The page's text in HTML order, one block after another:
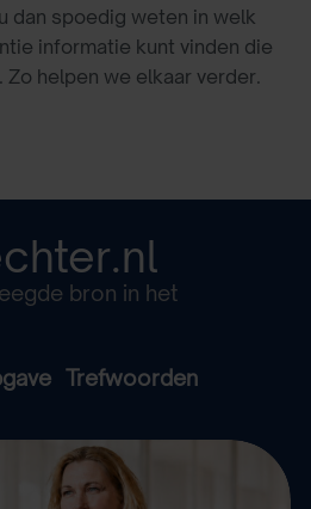
dan spoedig weten in welk
informatie kunt vinden die
helpen we elkaar verder.
bron in het
Trefwoorden